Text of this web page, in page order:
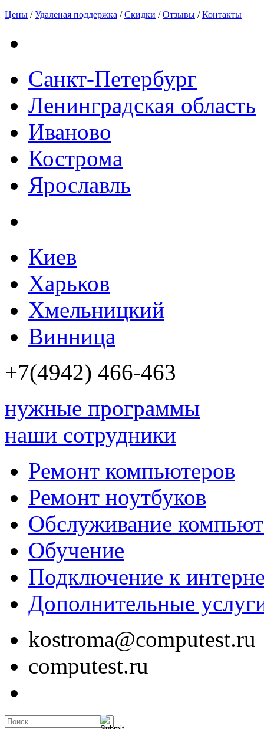
Цены /Удаленая поддержка /Скидки /Отзывы /Контакты
Санкт-Петербург
Ленинградская область
Иваново
Кострома
Ярославль
Киев
Харьков
Хмельницкий
Винница
+7(4942) 466-463
нужные программы
наши сотрудники
Ремонт компьютеров
Ремонт ноутбуков
Обслуживание
Обучение
Подключение к
Дополнительные
kostroma@computest.ru
computest.ru